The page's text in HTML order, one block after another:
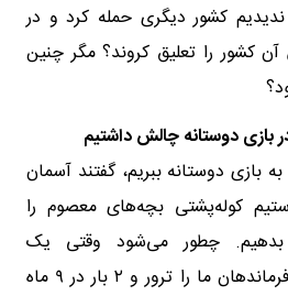
ندیدیم کشور دیگری حمله کرد و در
کشور را تعلیق کروند؟ مگر چنین
بازی دوستانه چالش داشتیم
بازی دوستانه ببریم، گفتند آسمان
کوله‌پشتی بچه‌های معصوم را
بدهیم. چطور می‌شود وقتی یک
رئیس‌جمهور قاتل رهبر و فرماندهان ما را ترور و ۲ بار در ۹ ماه